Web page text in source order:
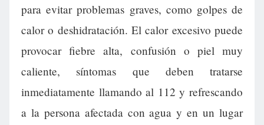
para evitar problemas graves, como golpes de
calor o deshidratación. El calor excesivo puede
provocar fiebre alta, confusión o piel muy
caliente, síntomas que deben tratarse
inmediatamente llamando al 112 y refrescando
a la persona afectada con agua y en un lugar